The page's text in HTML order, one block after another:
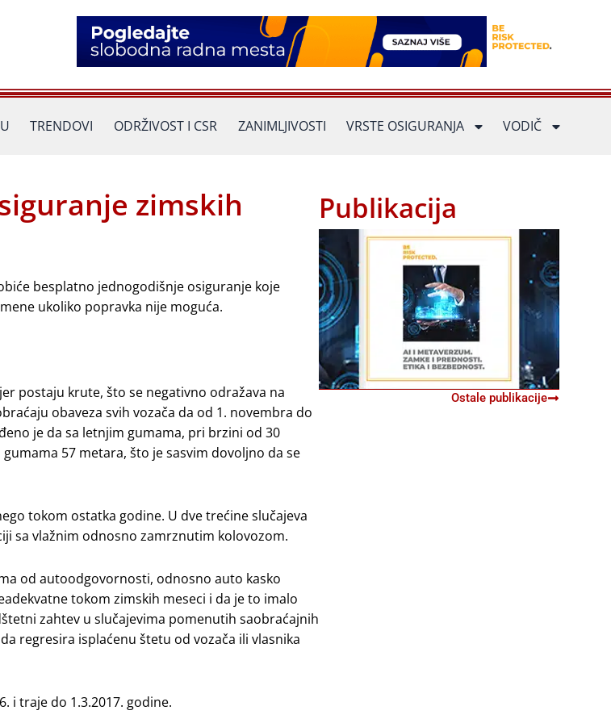
TRENDOVI ODRŽIVOST I CSR ZANIMLJIVOSTI VRSTE OSIGURANJA VODIČ
zimskih
besplatno jednogodišnje osiguranje koje
ukoliko popravka nije moguća.
postaju krute, što se negativno odražava na
obaveza svih vozača da od 1. novembra do
je da sa letnjim gumama, pri brzini od 30
57 metara, što je sasvim dovoljno da se
tokom ostatka godine. U dve trećine slučajeva
sa vlažnim odnosno zamrznutim kolovozom.
od autoodgovornosti, odnosno auto kasko
tokom zimskih meseci i da je to imalo
zahtev u slučajevima pomenutih saobraćajnih
regresira isplaćenu štetu od vozača ili vlasnika
i traje do 1.3.2017. godine.
Publikacija
Ostale publikacije